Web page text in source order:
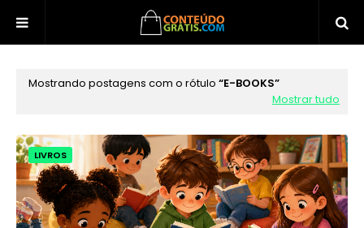
Mostrando postagens com o rótulo E-BOOKS
Mostrar tudo
LIVROS